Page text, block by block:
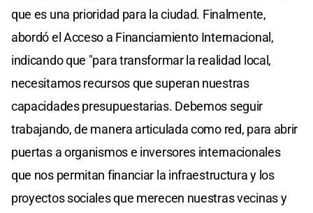
que es una prioridad para la ciudad. Finalmente,
abordó el Acceso a Financiamiento Internacional,
indicando que "para transformar la realidad local,
necesitamos recursos que superan nuestras
capacidades presupuestarias. Debemos seguir
trabajando, de manera articulada como red, para abrir
puertas a organismos e inversores internacionales
que nos permitan financiar la infraestructura y los
proyectos sociales que merecen nuestras vecinas y